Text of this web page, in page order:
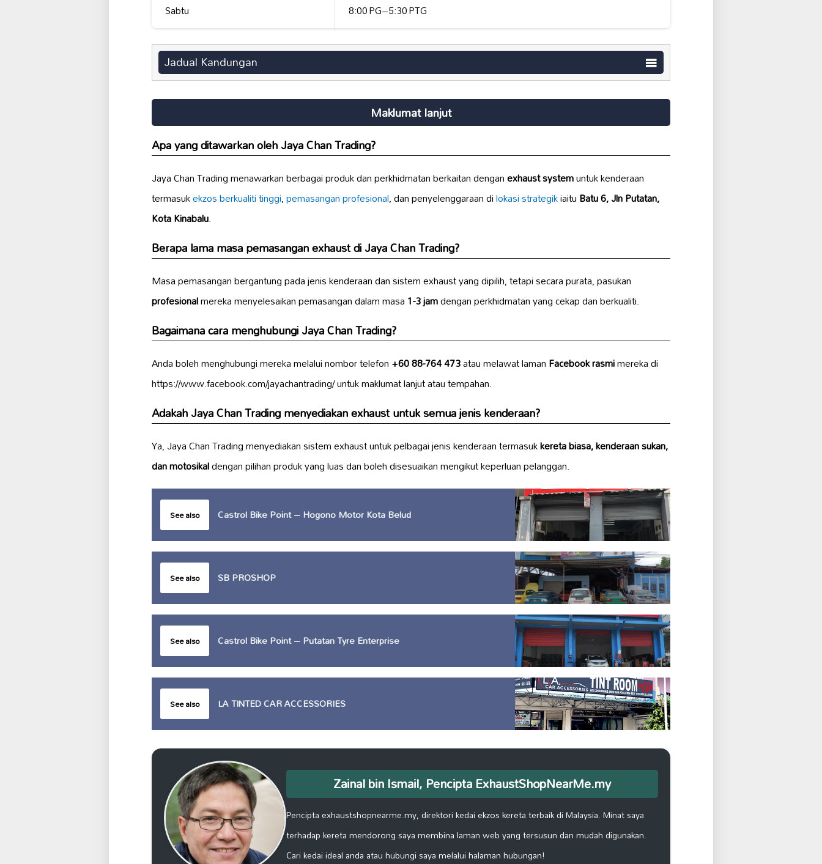
Sabtu
8:00 PG–5:30 PTG
Jadual Kandungan
Maklumat lanjut
Apa yang ditawarkan oleh Jaya Chan Trading?
Jaya Chan Trading menawarkan berbagai produk dan perkhidmatan berkaitan denganexhaust systemuntuk kenderaan
termasukekzos berkualiti tinggi,pemasangan profesional, dan penyelenggaraan dilokasi strategikiaituBatu 6, Jln Putatan,
Kota Kinabalu.
Berapa lama masa pemasangan exhaust di Jaya Chan Trading?
Masa pemasangan bergantung pada jenis kenderaan dan sistem exhaust yang dipilih, tetapi secara purata, pasukan
profesionalmereka menyelesaikan pemasangan dalam masa1-3 jamdengan perkhidmatan yang cekap dan berkualiti.
Bagaimana cara menghubungi Jaya Chan Trading?
Anda boleh menghubungi mereka melalui nombor telefon+60 88-764 473atau melawat lamanFacebook rasmimereka di
https://www.facebook.com/jayachantrading/ untuk maklumat lanjut atau tempahan.
Adakah Jaya Chan Trading menyediakan exhaust untuk semua jenis kenderaan?
Ya, Jaya Chan Trading menyediakan sistem exhaust untuk pelbagai jenis kenderaan termasukkereta biasa, kenderaan sukan,
dan motosikaldengan pilihan produk yang luas dan boleh disesuaikan mengikut keperluan pelanggan.
See also Castrol Bike Point – Hogono Motor Kota Belud
See also SB PROSHOP
See also Castrol Bike Point – Putatan Tyre Enterprise
See also LA TINTED CAR ACCESSORIES
Zainal bin Ismail, Pencipta ExhaustShopNearMe.my
Pencipta exhaustshopnearme.my, direktori kedai ekzos kereta terbaik di Malaysia. Minat saya
terhadap kereta mendorong saya membina laman web yang tersusun dan mudah digunakan.
Cari kedai ideal anda atau hubungi saya melalui halaman hubungan!